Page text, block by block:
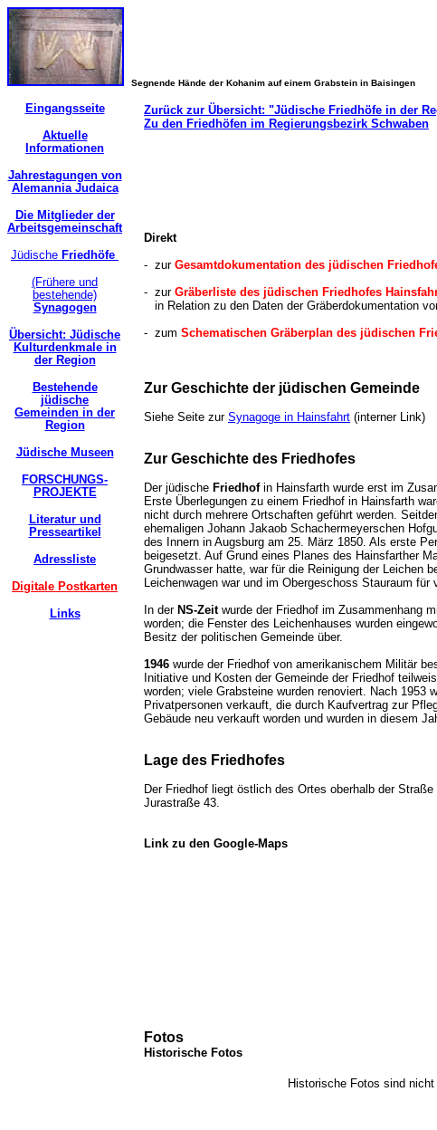
Segnende Hände der Kohanim auf einem Grabstein in Baisingen
Eingangsseite
Aktuelle
Informationen
Jahrestagungen von
Alemannia Judaica
Die Mitglieder der
Arbeitsgemeinschaft
Jüdische Friedhöfe
(Frühere und
bestehende)
Synagogen
Übersicht: Jüdische
Kulturdenkmale in
der Region
Bestehende
jüdische
Gemeinden in der
Region
Jüdische Museen
FORSCHUNGS-
PROJEKTE
Literatur und
Presseartikel
Adressliste
Digitale Postkarten
Links
Zurück zur Übersicht: "Jüdische Friedhöfe in der
Zu den Friedhöfen im Regierungsbezirk Schwaben
Direkt
- zur Gesamtdokumentation des jüdischen
- zur Gräberliste des jüdischen Friedhofes
in Relation zu den Daten der Gräberdokumentation
- zum Schematischen Gräberplan des jüdischen
Zur Geschichte der jüdischen Gemeinde
Siehe Seite zur Synagoge in Hainsfahrt (interner Link)
Zur Geschichte des Friedhofes
Der jüdische Friedhofin Hainsfarth wurde erst im
Erste Überlegungen zu einem Friedhof in Hainsfarth
nicht durch mehrere Ortschaften geführt werden.
ehemaligen Johann Jakaob Schachermeyerschen
des Innern in Augsburg am 25. März 1850. Als erste
beigesetzt. Auf Grund eines Planes des Hainsfarther
Grundwasser hatte, war für die Reinigung der Leichen
Leichenwagen war und im Obergeschoss Stauraum
In der NS-Zeitwurde der Friedhof im Zusammenhang
worden; die Fenster des Leichenhauses wurden
Besitz der politischen Gemeinde über.
1946 wurde der Friedhof von amerikanischem Militär
Initiative und Kosten der Gemeinde der Friedhof
worden; viele Grabsteine wurden renoviert. Nach 1953
Privatpersonen verkauft, die durch Kaufvertrag zur
Gebäude neu verkauft worden und wurden in diesem
Lage des Friedhofes
Der Friedhof liegt östlich des Ortes oberhalb der
Jurastraße 43.
Link zu den Google-Maps
Fotos
Historische Fotos
Historische Fotos sind